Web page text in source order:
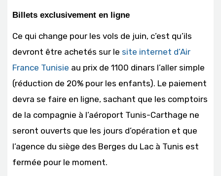
Billets exclusivement en ligne
Ce qui change pour les vols de juin, c’est qu’ils
devront être achetés sur le site internet d’Air
France Tunisie au prix de 1100 dinars l’aller simple
(réduction de 20% pour les enfants). Le paiement
devra se faire en ligne, sachant que les comptoirs
de la compagnie à l’aéroport Tunis-Carthage ne
seront ouverts que les jours d’opération et que
l’agence du siège des Berges du Lac à Tunis est
fermée pour le moment.